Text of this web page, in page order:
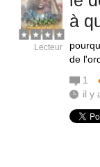
à
de
Lecteur
1
il y